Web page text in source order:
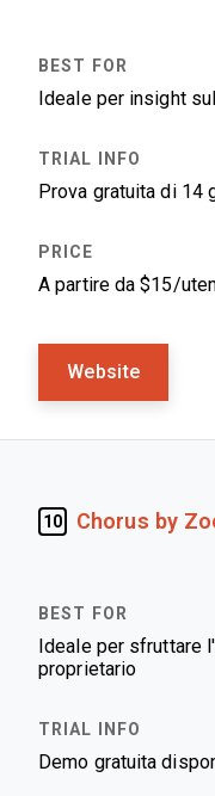
Ideale per insight
Prova gratuita di 14
A partire da $15/
Website
10 Chorus by
Ideale per sfruttare
proprietario
Demo gratuita